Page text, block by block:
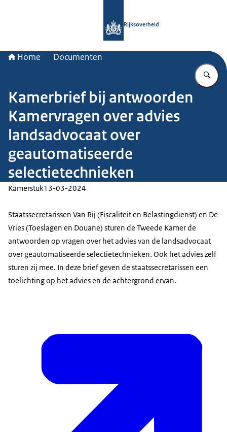
Rijksoverheid
Home Documenten
Kamerbrief bij antwoorden
Kamervragen over advies
landsadvocaat over
geautomatiseerde
selectietechnieken
Kamerstuk13-03-2024
Staatssecretarissen Van Rij (Fiscaliteit en Belastingdienst) en De
Vries (Toeslagen en Douane) sturen de Tweede Kamer de
antwoorden op vragen over het advies van de landsadvocaat
over geautomatiseerde selectietechnieken. Ook het advies zelf
sturen zij mee. In deze brief geven de staatssecretarissen een
toelichting op het advies en de achtergrond ervan.